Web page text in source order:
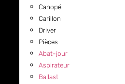
Canopé
Carillon
Driver
Pièces
Abat-jour
Aspirateur
Ballast